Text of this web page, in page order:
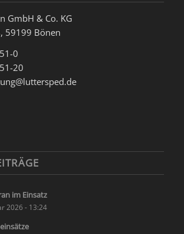
GmbH & Co. KG
59199 Bönen
0
20
im Einsatz
2026 - 13:24